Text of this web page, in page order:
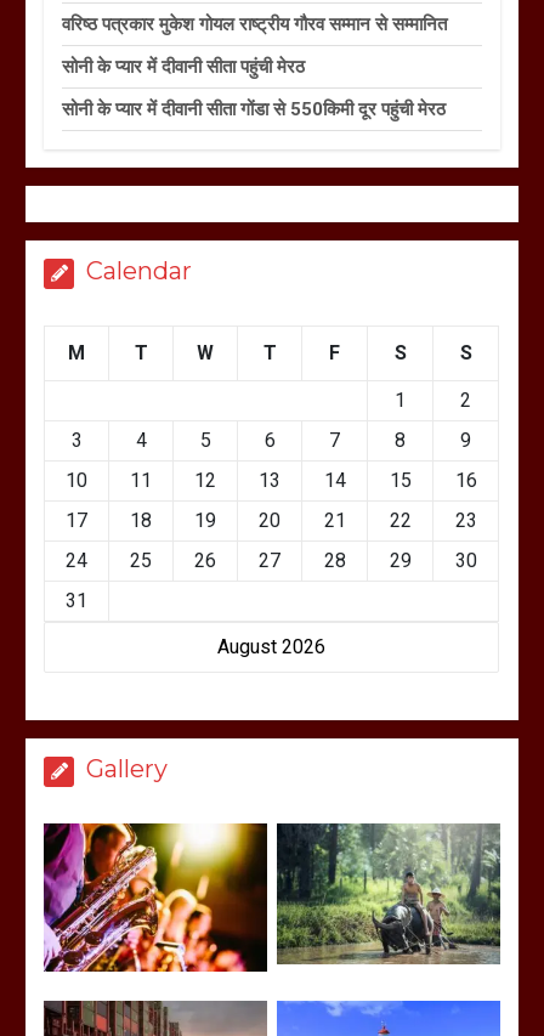
वरिष्ठ पत्रकार मुकेश गोयल राष्ट्रीय गौरव सम्मान से सम्मानित
सोनी के प्यार में दीवानी सीता पहुंची मेरठ
सोनी के प्यार में दीवानी सीता गोंडा से 550किमी दूर पहुंची मेरठ
Calendar
August 2026
M T W T F S S
1
2
3
4 5 6 7 8
9
10
11 12 13 14 15
16
17
18 19 20 21 22
23
24
25 26 27 28 29
30
31
Gallery